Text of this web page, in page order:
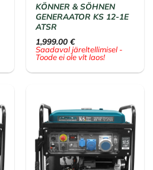
KÖNNER & SÖHNEN
GENERAATOR KS 12-1E
ATSR
1,999.00€
Saadaval järeltellimisel -
Toode ei ole vlt laos!